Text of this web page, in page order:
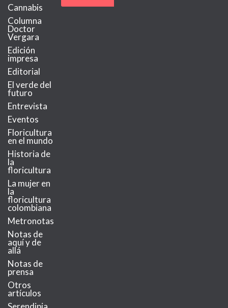
Cannabis
Columna
Doctor
Vergara
Edición
impresa
Editorial
El verde del
futuro
Entrevista
Eventos
Floricultura
en el mundo
Historia de
la
floricultura
La mujer en
la
floricultura
colombiana
Metronotas
Notas de
aquí y de
allá
Notas de
prensa
Otros
artículos